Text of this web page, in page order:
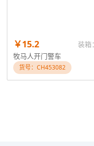
￥15.2
装箱
牧马人开门警车
货号：CH453082